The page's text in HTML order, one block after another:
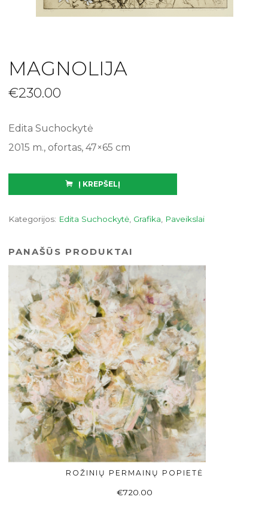
MAGNOLIJA
€230.00
Edita Suchockytė
2015 m., ofortas, 47×65 cm
Į KREPŠELĮ
Kategorijos: Edita Suchockytė, Grafika Paveikslai
PANAŠŪS PRODUKTAI
Į KREPŠELĮ
ROŽINIŲ PERMAINŲ POPIETĖ
€720.00